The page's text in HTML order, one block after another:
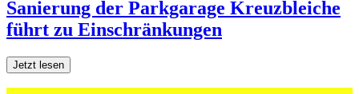
Sanierung der Parkgarage Kreuzbleiche
führt zu Einschränkungen
Jetzt lesen